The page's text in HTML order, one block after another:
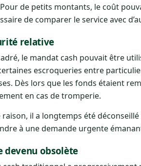
de petits montants, le coût
de comparer le service avec
relative
le mandat cash pouvait être
escroqueries entre
Dès lors que les fonds étaient
en cas de tromperie.
il a longtemps été
à une demande urgente
devenu obsolète